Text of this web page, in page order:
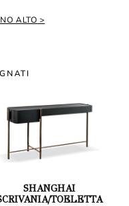
ALTO
SHANGHAI
TOELETTA